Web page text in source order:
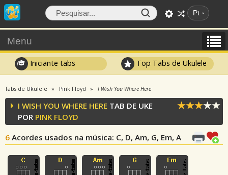
Pt
Menu
Iniciante tabs Top Tabs de Ukulele
Tabs de Ukulele Pink Floyd I Wish You Where Here
I WISH YOU WHERE HERE TAB DE UKE
POR PINK FLOYD
6 Acordes usados na música: C, D, Am, G, Em, A